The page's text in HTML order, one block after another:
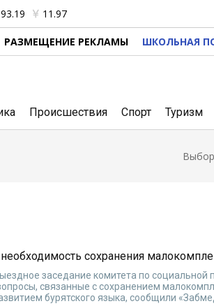
93.19 11.97
РАЗМЕЩЕНИЕ РЕКЛАМЫ ШКОЛЬНАЯ
Происшествия Спорт Туризм
сохранения
заседание комитета по социальной
связанные с сохранением
бурятского языка, сообщили